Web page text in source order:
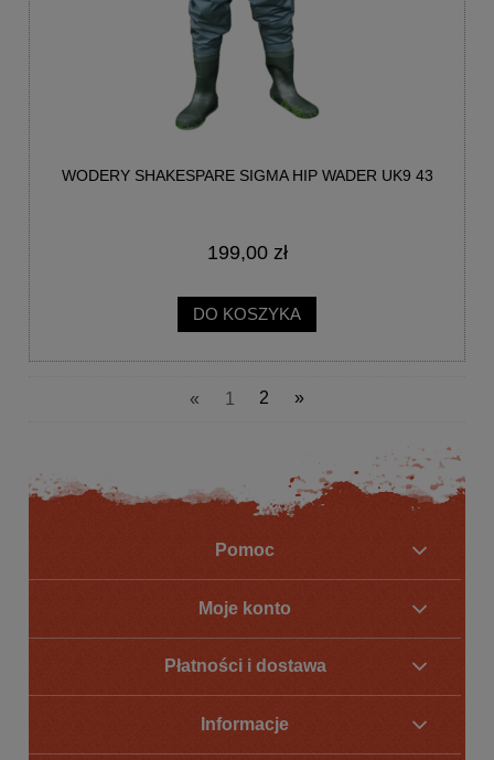
WODERY SHAKESPARE SIGMA HIP WADER UK9 43
199,00 zł
DO KOSZYKA
« 1 2 »
Pomoc
Moje konto
Płatności i dostawa
Informacje